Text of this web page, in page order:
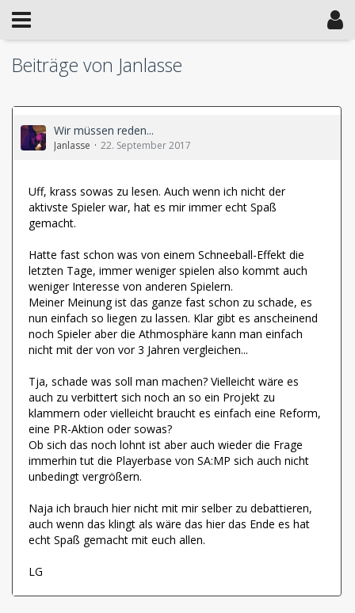
Beiträge von Janlasse
Wir müssen reden...
Janlasse 22. September 2017
Uff, krass sowas zu lesen. Auch wenn ich nicht der
aktivste Spieler war, hat es mir immer echt Spaß
gemacht.
Hatte fast schon was von einem Schneeball-Effekt die
letzten Tage, immer weniger spielen also kommt auch
weniger Interesse von anderen Spielern.
Meiner Meinung ist das ganze fast schon zu schade, es
nun einfach so liegen zu lassen. Klar gibt es anscheinend
noch Spieler aber die Athmosphäre kann man einfach
nicht mit der von vor 3 Jahren vergleichen...
Tja, schade was soll man machen? Vielleicht wäre es
auch zu verbittert sich noch an so ein Projekt zu
klammern oder vielleicht braucht es einfach eine Reform,
eine PR-Aktion oder sowas?
Ob sich das noch lohnt ist aber auch wieder die Frage
immerhin tut die Playerbase von SA:MP sich auch nicht
unbedingt vergrößern.
Naja ich brauch hier nicht mit mir selber zu debattieren,
auch wenn das klingt als wäre das hier das Ende es hat
echt Spaß gemacht mit euch allen.
LG